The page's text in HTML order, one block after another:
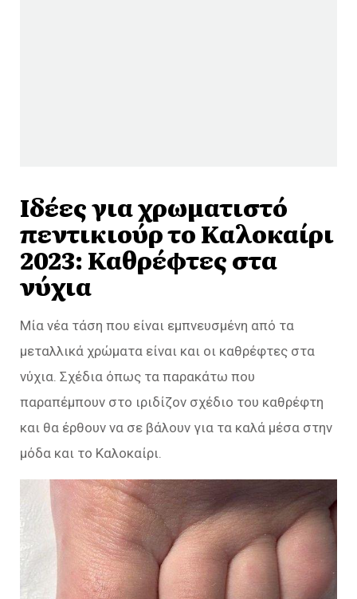
Ιδέες για χρωματιστό
πεντικιούρ το Καλοκαίρι
2023: Καθρέφτες στα
νύχια
Μία νέα τάση που είναι εμπνευσμένη από τα
μεταλλικά χρώματα είναι και οι καθρέφτες στα
νύχια. Σχέδια όπως τα παρακάτω που
παραπέμπουν στο ιριδίζον σχέδιο του καθρέφτη
και θα έρθουν να σε βάλουν για τα καλά μέσα στην
μόδα και το Καλοκαίρι.